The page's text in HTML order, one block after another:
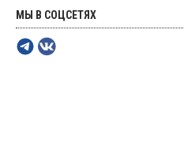
МЫ В СОЦСЕТЯХ